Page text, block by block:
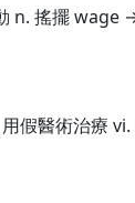
搖擺 wage
假醫術治療